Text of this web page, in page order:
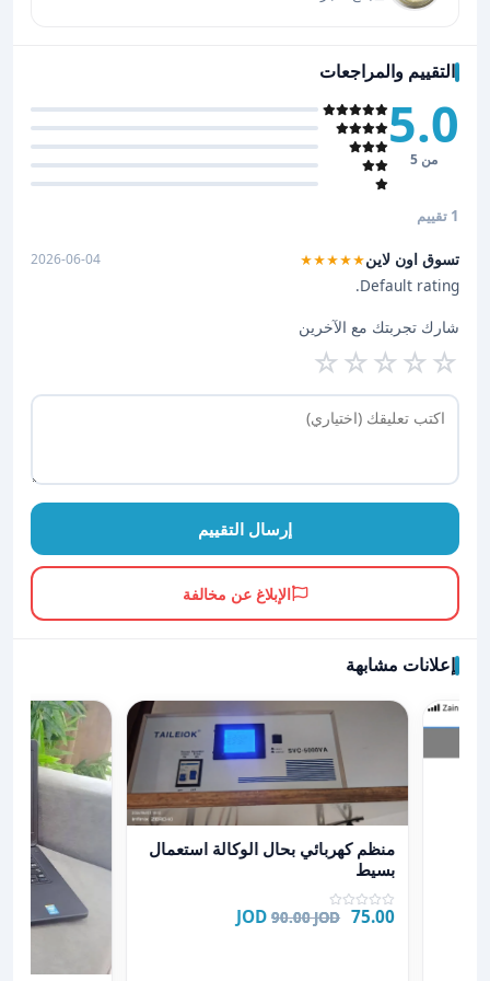
التقييم والمراجعات
5.0
من 5
1 تقييم
تسوق اون لاين★★★★★
2026-06-04
Default rating.
شارك تجربتك مع الآخرين
☆
☆
☆
☆
☆
إرسال التقييم
الإبلاغ عن مخالفة
إعلانات مشابهة
عرض تفاصيل منظم كهربائي بحال الوكالة استعمال بسيط
منظم كهربائي بحال الوكالة استعمال
بسيط
75.00 JOD
90.00 JOD